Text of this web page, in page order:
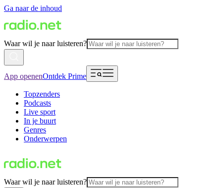
Ga naar de inhoud
Waar wil je naar luisteren?
App openenOntdek Prime
Topzenders
Podcasts
Live sport
In je buurt
Genres
Onderwerpen
Waar wil je naar luisteren?